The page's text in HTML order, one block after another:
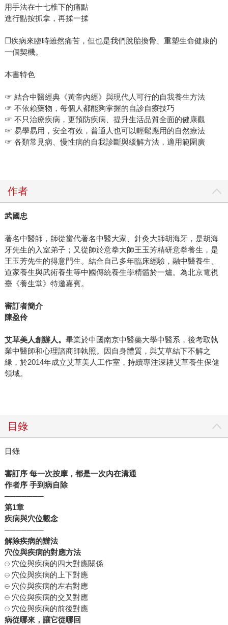
用手法在十七椎下的痛點
進行點按抓拿，再揉一揉
❐疾病來臨時雖然痛苦，但也是我們脫胎換骨、重塑生命健康的
一個契機。
本書特色
☞ 結合中醫經典《黃帝內經》與現代人可行的自我養生方法
☞ 不依賴藥物，每個人都能夠掌握的自診自療技巧
☞ 不只治療疾病，更預防疾病、提升生活品質全面的健康觀
☞ 易學易用，安全有效，普通人也可以輕鬆應用的自然療法
☞ 各類常見病、慢性病的自我診斷與緩解方法，適用範圍廣
作者
武國忠
著名中醫師，師從當代著名中醫大家、針灸大師胡海牙，是胡海
牙先生的入室弟子；又從師於意拳大師王玉芳精研意拳養生，是
王玉芳先生的得意門生。結合自己多年臨床經驗，融中醫養生、
道家養生與武術養生等中國傳統養生學精髓於一爐。為北京電視
臺《養生堂》特邀嘉賓。
審訂者簡介
陳盈伶
艾草美人創辦人。 畢業於中國南京中醫藥大學中醫系，後考取執
業中醫師和心理諮商師執照。因自身體質，與艾草結下不解之
緣，於2014年成立艾草美人工作室，持續專注深耕艾草養生保健
領域。
目錄
目錄
審訂序 每一次按摩，都是一次內在溝通
作者序 手到病自除
───────
第1章
疾病與穴位觀念
───────
解除疾病的辦法
穴位與疾病的對應方法
𓇷 穴位與疾病的四大對應關係
𓇷 穴位與疾病的上下對應
𓇷 穴位與疾病的左右對應
𓇷 穴位與疾病的交叉對應
𓇷 穴位與疾病的前後對應
病從哪來，讓它從哪回